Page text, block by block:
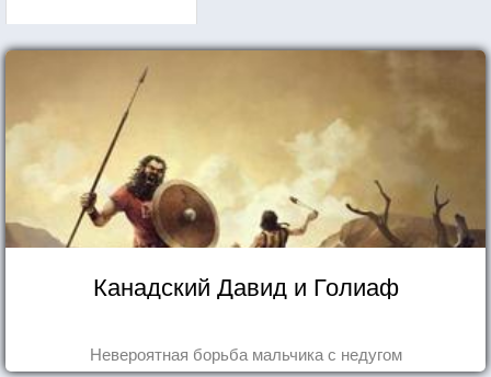
Канадский Давид и Голиаф
Невероятная борьба мальчика с недугом